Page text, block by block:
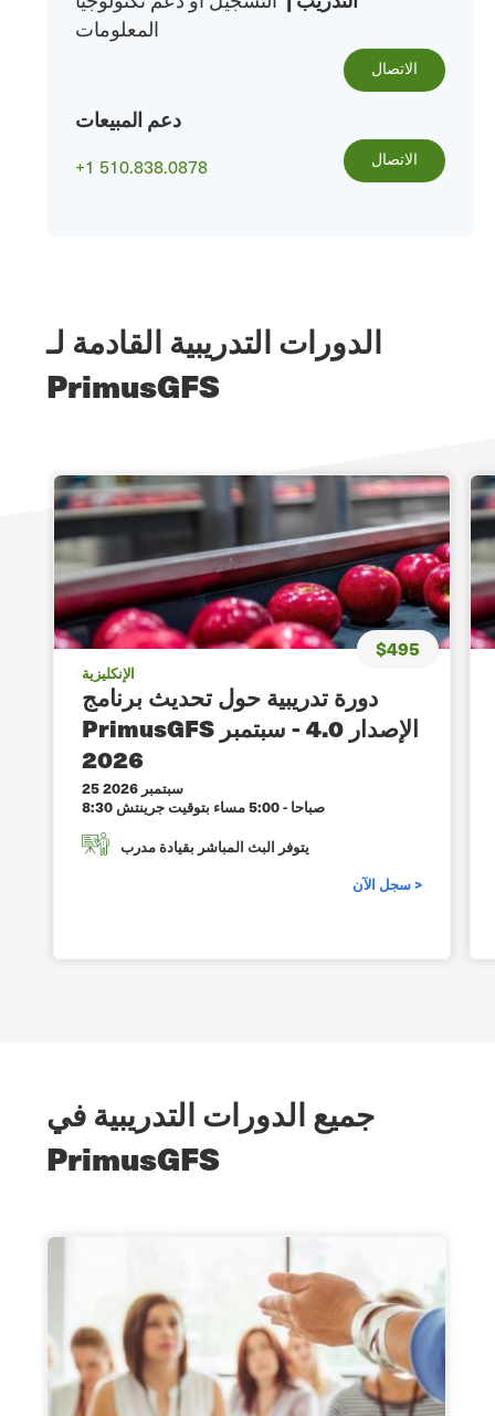
المعلومات
الاتصال
دعم المبيعات
+1 510.838.0878 الاتصال
الدورات التدريبية القادمة لـ
PrimusGFS
$495
الإنكليزية
دورة تدريبية حول تحديث برنامج
PrimusGFS الإصدار 4.0 - سبتمبر
2026
25 سبتمبر 2026
8:30 صباحا - 5:00 مساء بتوقيت جرينتش
يتوفر البث المباشر بقيادة مدرب
سجل الآن >
جميع الدورات التدريبية في
PrimusGFS